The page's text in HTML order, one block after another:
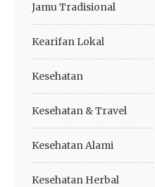
Jamu Tradisional
Kearifan Lokal
Kesehatan
Kesehatan & Travel
Kesehatan Alami
Kesehatan Herbal